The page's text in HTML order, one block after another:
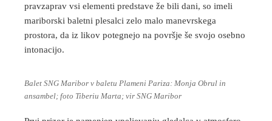
pravzaprav vsi elementi predstave že bili dani, so imeli
mariborski baletni plesalci zelo malo manevrskega
prostora, da iz likov potegnejo na površje še svojo osebno
intonacijo.
Balet SNG Maribor v baletu Plameni Pariza: Monja Obrul in
ansambel; foto Tiberiu Marta; vir SNG Maribor